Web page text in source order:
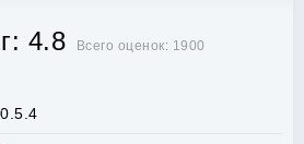
4.8 Всего оценок: 1900
0.5.4